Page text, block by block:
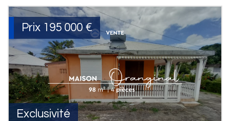
Exclusivité
Prix 195 000 €